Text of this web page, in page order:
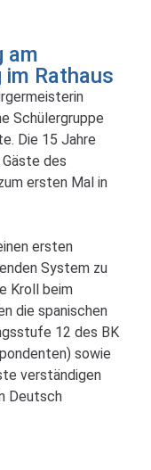
am
Rathaus
Schülergruppe
Die 15 Jahre
des
ersten Mal in
ersten
System zu
Kroll beim
die spanischen
12 des BK
sowie
verständigen
Deutsch